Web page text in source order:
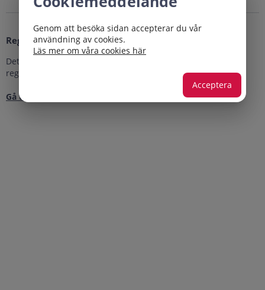
Registrering
Detta är en öppen kurs som du kan gå utan att
registrera dig.
Gå till kursen
Genom att besöka sidan accepterar du vår
användning av cookies.
Läs mer om våra cookies här
Acceptera